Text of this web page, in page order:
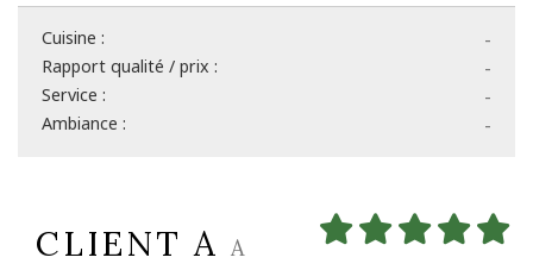
-
Cuisine :
-
Rapport qualité / prix :
-
Service :
-
Ambiance :
CLIENT A A